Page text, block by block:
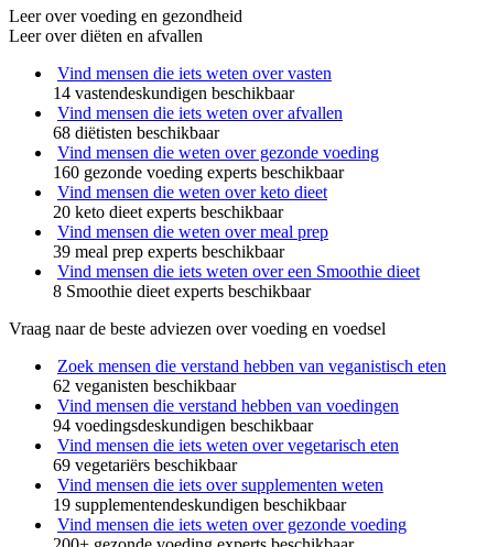
Leer over voeding en gezondheid
Leer over diëten en afvallen
Vind mensen die iets weten over vasten
14 vastendeskundigen beschikbaar
Vind mensen die iets weten over afvallen
68 diëtisten beschikbaar
Vind mensen die weten over gezonde voeding
160 gezonde voeding experts beschikbaar
Vind mensen die weten over keto dieet
20 keto dieet experts beschikbaar
Vind mensen die weten over meal prep
39 meal prep experts beschikbaar
Vind mensen die iets weten over een Smoothie dieet
8 Smoothie dieet experts beschikbaar
Vraag naar de beste adviezen over voeding en voedsel
Zoek mensen die verstand hebben van veganistisch eten
62 veganisten beschikbaar
Vind mensen die verstand hebben van voedingen
94 voedingsdeskundigen beschikbaar
Vind mensen die iets weten over vegetarisch eten
69 vegetariërs beschikbaar
Vind mensen die iets over supplementen weten
19 supplementendeskundigen beschikbaar
Vind mensen die iets weten over gezonde voeding